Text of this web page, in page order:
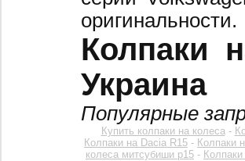
оригинальности.
Колпаки
Украина
Популярные
Купить колпаки на колеса-
Колпаки на Dacia R15 - Колпаки
колеса митсубиши р15 -